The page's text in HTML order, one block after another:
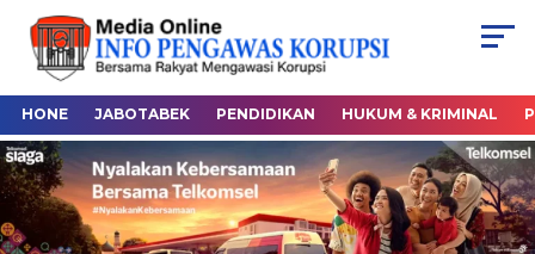
HONE JABOTABEK PENDIDIKAN HUKUM & KRIMINAL